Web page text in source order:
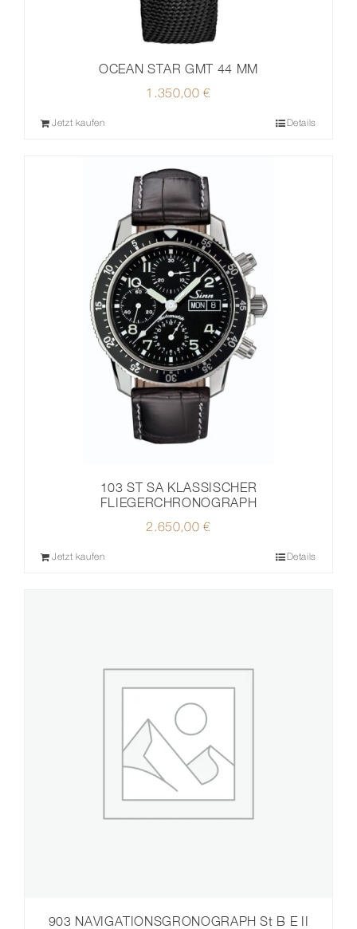
OCEAN STAR GMT 44 MM
1.350,00€
Jetzt kaufen Details
103 ST SA KLASSISCHER
FLIEGERCHRONOGRAPH
2.650,00€
Jetzt kaufen Details
903 NAVIGATIONSGRONOGRAPH St B E II